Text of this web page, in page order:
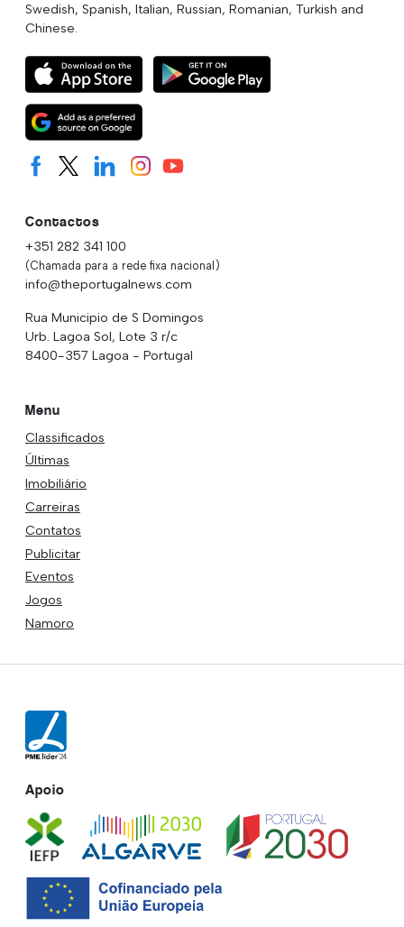
Swedish, Spanish, Italian, Russian, Romanian, Turkish and
Chinese.
Contactos
+351 282 341 100
(Chamada para a rede fixa nacional)
info@theportugalnews.com
Rua Municipio de S Domingos
Urb. Lagoa Sol, Lote 3 r/c
8400-357 Lagoa - Portugal
Menu
Classificados
Últimas
Imobiliário
Carreiras
Contatos
Publicitar
Eventos
Jogos
Namoro
Apoio